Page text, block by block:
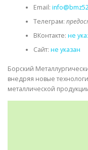
Email:
Телеграм:
ВКонтакте: не
Сайт: не указан
Борский
внедряя новые
металлической